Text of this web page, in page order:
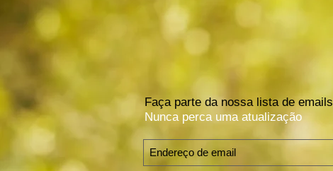
Faça parte da nossa lista de emails
Nunca perca uma atualização